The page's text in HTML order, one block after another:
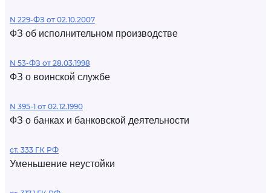
N 229-ФЗ от 02.10.2007
ФЗ об исполнительном производстве
N 53-ФЗ от 28.03.1998
ФЗ о воинской службе
N 395-1 от 02.12.1990
ФЗ о банках и банковской деятельности
ст. 333 ГК РФ
Уменьшение неустойки